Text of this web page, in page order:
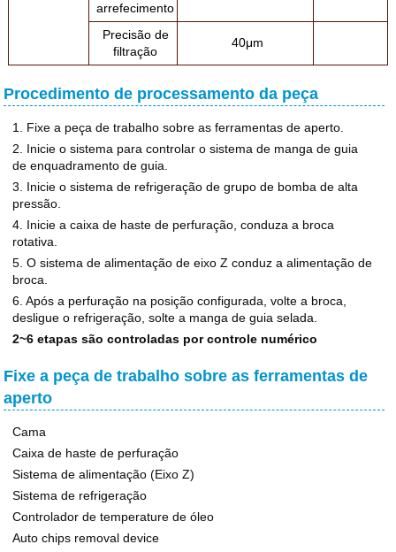
arrefecimento
Precisão de
filtração
40μm
Procedimento de processamento da peça
1. Fixe a peça de trabalho sobre as ferramentas de aperto.
2. Inicie o sistema para controlar o sistema de manga de guia
de enquadramento de guia.
3. Inicie o sistema de refrigeração de grupo de bomba de alta
pressão.
4. Inicie a caixa de haste de perfuração, conduza a broca
rotativa.
5. O sistema de alimentação de eixo Z conduz a alimentação de
broca.
6. Após a perfuração na posição configurada, volte a broca,
desligue o refrigeração, solte a manga de guia selada.
2~6 etapas são controladas por controle numérico
Fixe a peça de trabalho sobre as ferramentas de
aperto
Cama
Caixa de haste de perfuração
Sistema de alimentação (Eixo Z)
Sistema de refrigeração
Controlador de temperature de óleo
Auto chips removal device